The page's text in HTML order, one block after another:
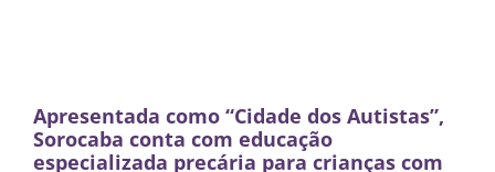
Apresentada como “Cidade dos Autistas”,
Sorocaba conta com educação
especializada precária para crianças com